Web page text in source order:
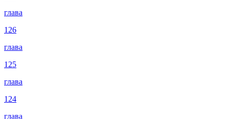
глава
126
глава
125
глава
124
глава